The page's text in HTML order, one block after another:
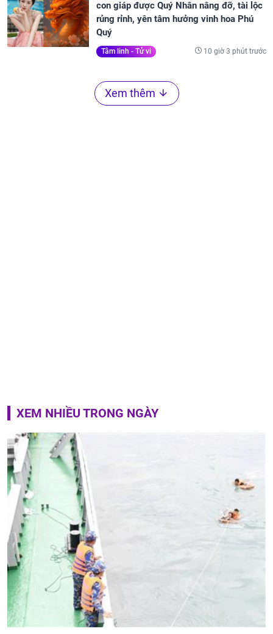
con giáp được Quý Nhân nâng đỡ, tài lộc
rủng rỉnh, yên tâm hưởng vinh hoa Phú
Quý
Tâm linh - Tử vi 10 giờ 3 phút trước
Xem thêm
XEM NHIỀU TRONG NGÀY